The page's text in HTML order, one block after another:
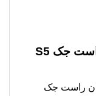
با قیمت مناسب سیبک فرمان راست جک S5
راست جک